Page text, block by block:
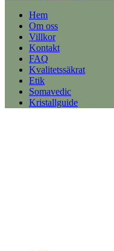
Hem
Om oss
Villkor
Kontakt
FAQ
Kvalitetssäkrat
Etik
Somavedic
Kristallguide